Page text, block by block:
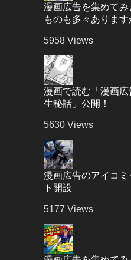
漫画広告を集めて
ものも多々ありま
5958 Views
漫画で読む「漫画
生秘話」公開！
5630 Views
漫画広告のアイコ
ト開設
5177 Views